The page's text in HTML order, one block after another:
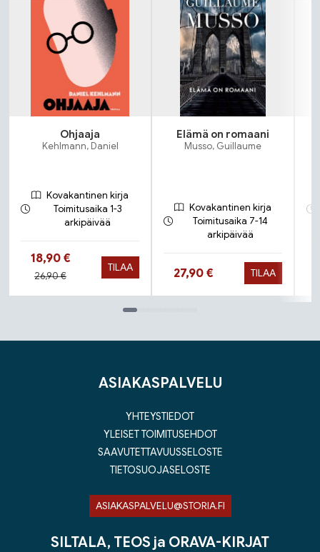
Ohjaaja
Kehlmann, Daniel
Kovakantinen kirja
Toimitusaika 1-3
arkipäivää
Hinta nyt
18,90 €
Hinta aiemmin
26,90 €
TILAA
Elämä on romaani
Musso, Guillaume
Kovakantinen kirja
Toimitusaika 7-14
arkipäivää
Hinta nyt
27,90 € TILAA
ASIAKASPALVELU
YHTEYSTIEDOT
YLEISET TOIMITUSEHDOT
SAAVUTETTAVUUSSELOSTE
TIETOSUOJASELOSTE
ASIAKASPALVELU@STORIA.FI
SILTALA, TEOS ja ORAVA-KIRJAT